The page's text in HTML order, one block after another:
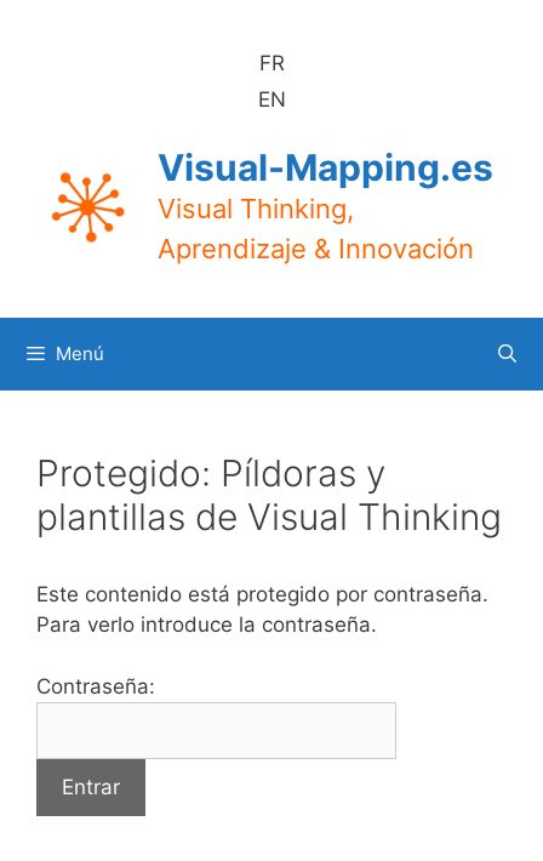
FR
EN
Visual-Mapping.es
Visual Thinking,
Aprendizaje & Innovación
Menú
Protegido: Píldoras y
plantillas de Visual Thinking
Este contenido está protegido por contraseña.
Para verlo introduce la contraseña.
Contraseña: